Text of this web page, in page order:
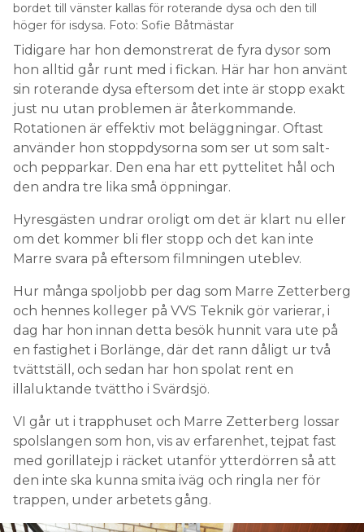
bordet till vänster kallas för roterande dysa och den till
höger för isdysa. Foto: Sofie Båtmästar
Tidigare har hon demonstrerat de fyra dysor som
hon alltid går runt med i fickan. Här har hon använt
sin roterande dysa eftersom det inte är stopp exakt
just nu utan problemen är återkommande.
Rotationen är effektiv mot beläggningar. Oftast
använder hon stoppdysorna som ser ut som salt-
och pepparkar. Den ena har ett pyttelitet hål och
den andra tre lika små öppningar.
Hyresgästen undrar oroligt om det är klart nu eller
om det kommer bli fler stopp och det kan inte
Marre svara på eftersom filmningen uteblev.
Hur många spoljobb per dag som Marre Zetterberg
och hennes kolleger på VVS Teknik gör varierar, i
dag har hon innan detta besök hunnit vara ute på
en fastighet i Borlänge, där det rann dåligt ur två
tvättställ, och sedan har hon spolat rent en
illaluktande tvättho i Svärdsjö.
VI går ut i trapphuset och Marre Zetterberg lossar
spolslangen som hon, vis av erfarenhet, tejpat fast
med gorillatejp i räcket utanför ytterdörren så att
den inte ska kunna smita iväg och ringla ner för
trappen, under arbetets gång.